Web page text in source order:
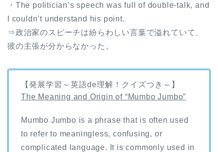
・The politician’s speech was full of double-talk, and
I couldn’t understand his point.
⇒政治家のスピーチは紛らわしい言葉で溢れていて、
彼の主張が分からなかった。
【発展学習～英語de理解！クイズつき～】
The Meaning and Origin of “Mumbo Jumbo”
Mumbo Jumbo is a phrase that is often used
to refer to meaningless, confusing, or
complicated language. It is commonly used in